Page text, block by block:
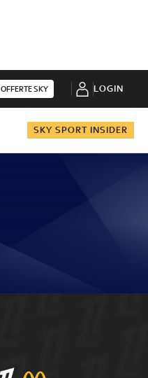
OFFERTE SKY LOGIN
SKY SPORT INSIDER